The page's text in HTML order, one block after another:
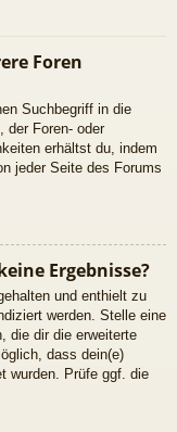
Foren
Suchbegriff in die
der Foren- oder
erhältst du, indem
jeder Seite des Forums
Ergebnisse?
und enthielt zu
werden. Stelle eine
die dir die erweiterte
dass dein(e)
wurden. Prüfe ggf. die